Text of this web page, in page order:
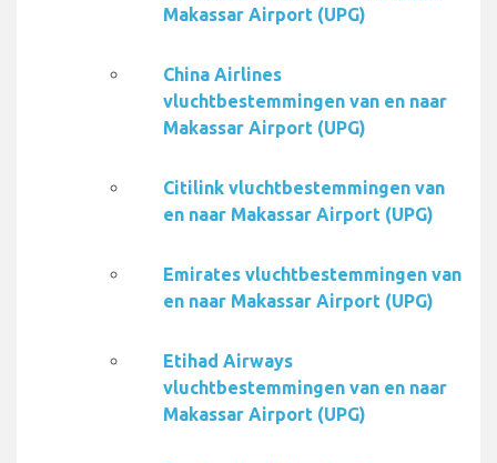
Makassar Airport (UPG)
China Airlines
vluchtbestemmingen van en naar
Makassar Airport (UPG)
Citilink vluchtbestemmingen van
en naar Makassar Airport (UPG)
Emirates vluchtbestemmingen van
en naar Makassar Airport (UPG)
Etihad Airways
vluchtbestemmingen van en naar
Makassar Airport (UPG)